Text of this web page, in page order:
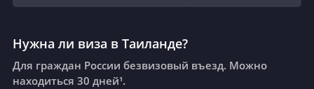
Нужна ли виза в Таиланде?
Для граждан России безвизовый въезд. Можно
находиться 30 дней¹.